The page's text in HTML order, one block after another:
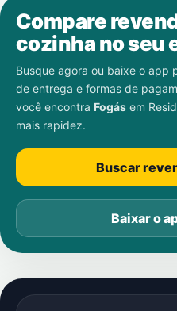
Compare
cozinha no seu
Busque agora ou baixe o app
de entrega e formas de
você encontra Fogás em
mais rapidez.
Buscar
Baixar o